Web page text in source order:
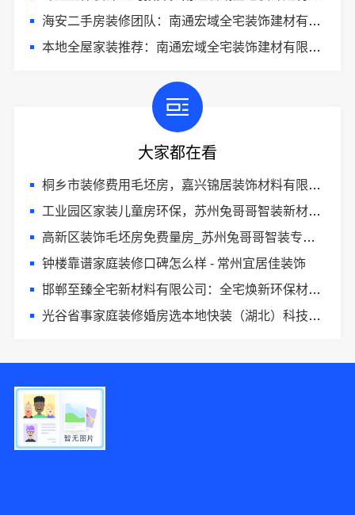
海安二手房装修团队：南通宏域全宅装饰建材有限公司旧房焕新
本地全屋家装推荐：南通宏域全宅装饰建材有限公司优质口碑
大家都在看
桐乡市装修费用毛坯房，嘉兴锦居装饰材料有限公司报价透明
工业园区家装儿童房环保，苏州兔哥哥智装新材料有限公司严选品牌材料
高新区装饰毛坯房免费量房_苏州兔哥哥智装专业团队
钟楼靠谱家庭装修口碑怎么样 - 常州宜居佳装饰
邯郸至臻全宅新材料有限公司：全宅焕新环保材料打造零醛家居
光谷省事家庭装修婚房选本地快装（湖北）科技有限公司